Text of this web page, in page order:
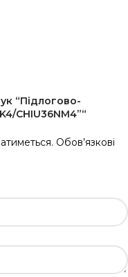
“Підлогово-
CHIU36NM4”“
Обов’язкові